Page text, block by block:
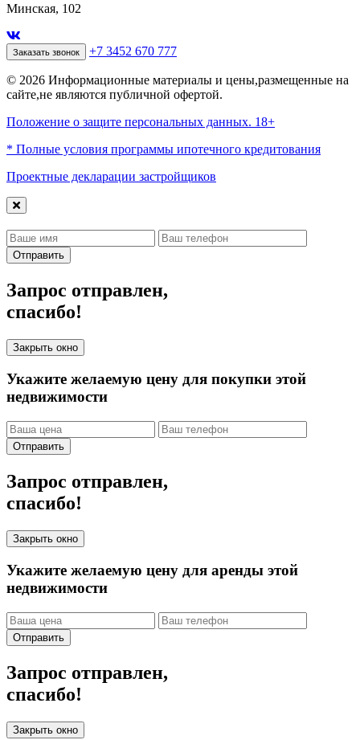
Минская, 102
Заказать звонок +7 3452 670 777
© 2026 Информационные материалы и цены,размещенные на
сайте,не являются публичной офертой.
Положение о защите персональных данных. 18+
* Полные условия программы ипотечного кредитования
Проектные декларации застройщиков
Отправить
Запрос отправлен,
спасибо!
Закрыть окно
Укажите желаемую цену для покупки этой
недвижимости
Отправить
Запрос отправлен,
спасибо!
Закрыть окно
Укажите желаемую цену для аренды этой
недвижимости
Отправить
Запрос отправлен,
спасибо!
Закрыть окно